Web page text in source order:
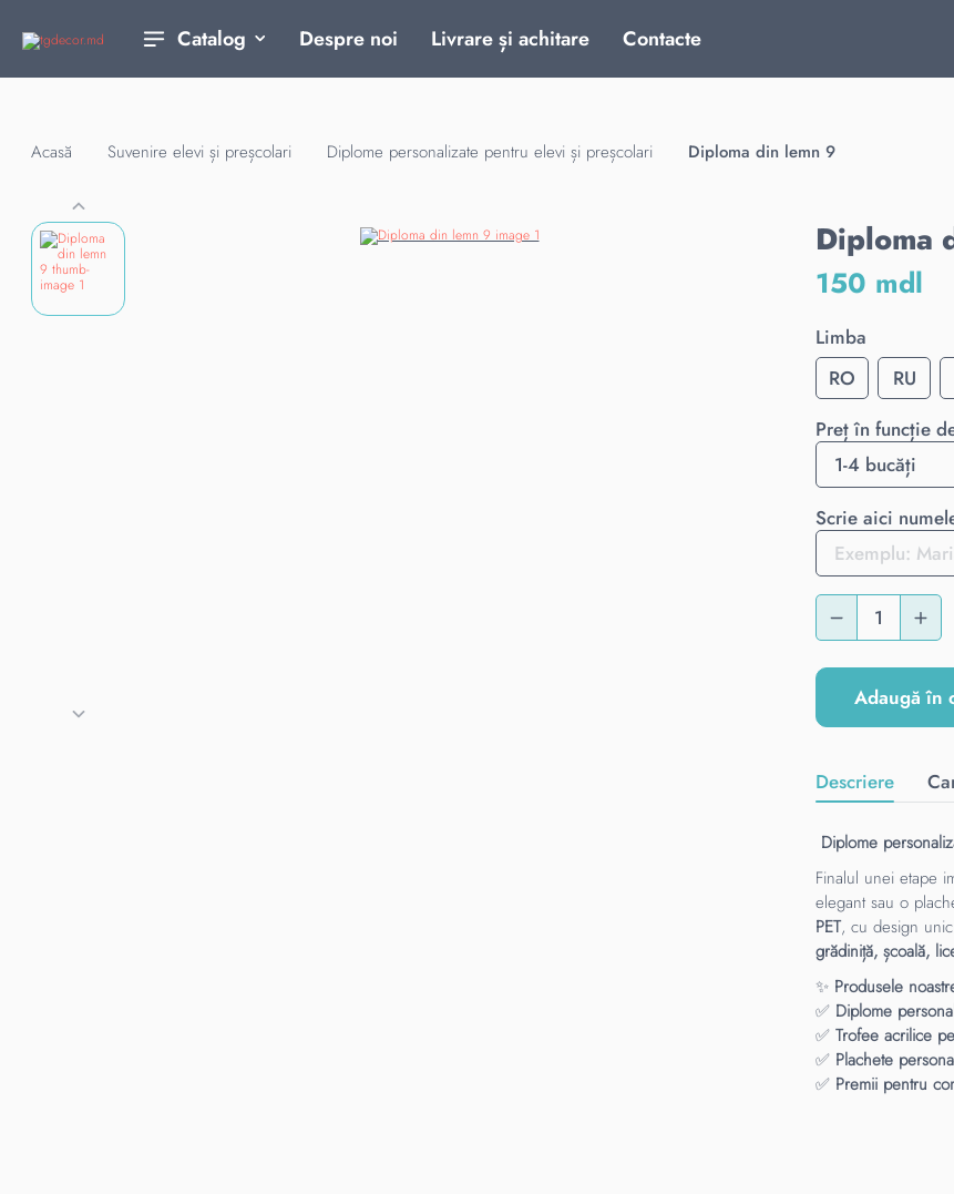
Catalog Despre noi Livrare și achitare Contacte
Acasă Suvenire elevi și preșcolari Diplome personalizate pentru elevi și preșcolari Diploma din lemn 9
Diploma
150 mdl
Limba
RO
RU
Preț în funcție
Scrie aici
Adaugă în
Descriere
Diplome
Finalul unei etape
elegant sau o
PET, cu design
grădiniță, școală,
✨ Produsele
✅ Diplome
✅Trofee acrilice
✅ Plachete
✅ Premii pentru